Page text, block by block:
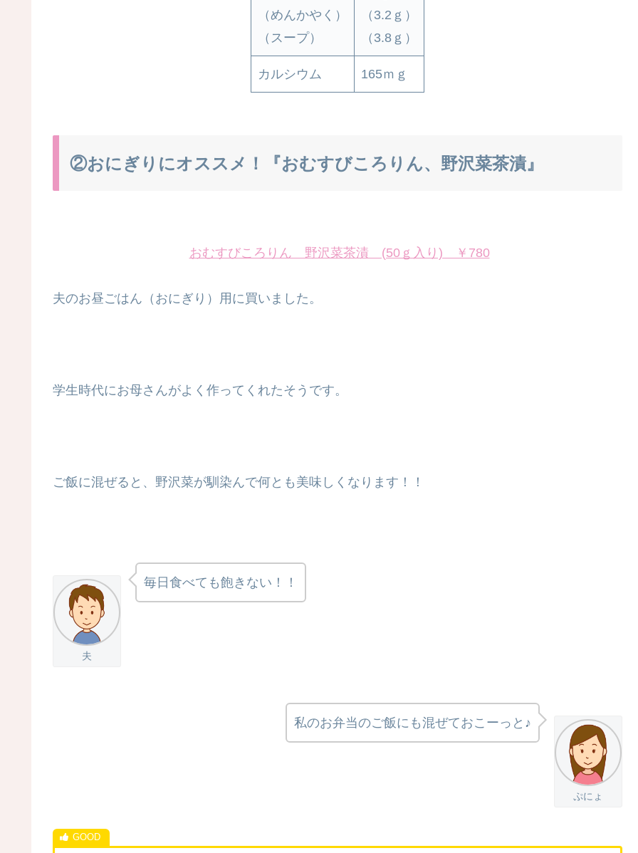
（めんかやく）
（スープ）
（3.2ｇ）
（3.8ｇ）
カルシウム 165ｍｇ
②おにぎりにオススメ！『おむすびころりん、野沢菜茶漬』
おむすびころりん 野沢菜茶漬 (50ｇ入り) ￥780
夫のお昼ごはん（おにぎり）用に買いました。
学生時代にお母さんがよく作ってくれたそうです。
ご飯に混ぜると、野沢菜が馴染んで何とも美味しくなります！！
夫
毎日食べても飽きない！！
ぷにょ
私のお弁当のご飯にも混ぜておこーっと♪